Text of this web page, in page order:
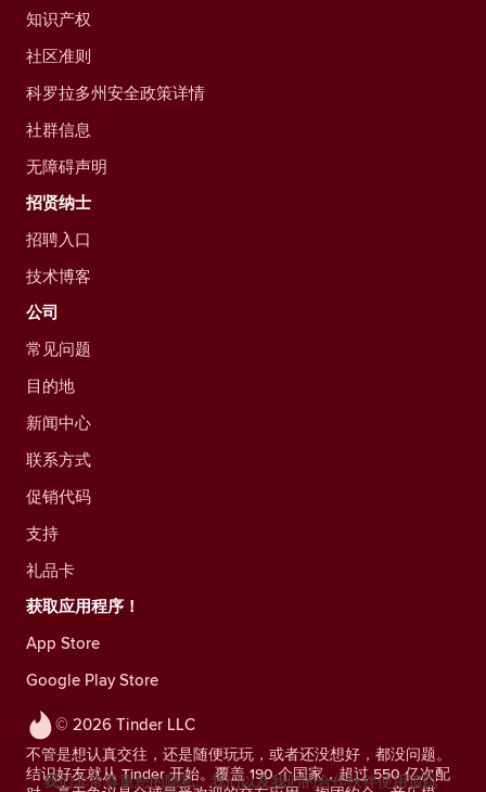
© 2026 Tinder LLC
不管是想认真交往，还是随便玩玩，或者还没想好，都没问题。
结识好友就从 Tinder 开始。覆盖 190 个国家，超过 550 亿次配
知识产权
社区准则
科罗拉多州安全政策详情
社群信息
无障碍声明
招贤纳士
招聘入口
技术博客
公司
常见问题
目的地
新闻中心
联系方式
促销代码
支持
礼品卡
获取应用程序！
App Store
Google Play Store
我们非常尊重您的隐私。我们以及我们的合作伙伴使用追踪